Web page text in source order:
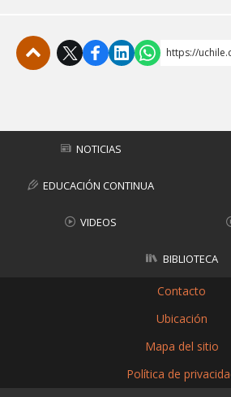
https://
NOTICIAS
EDUCACIÓN CONTINUA
VIDEOS
BIBLIOTECA
Contacto
Ubicación
Mapa del sitio
Política de